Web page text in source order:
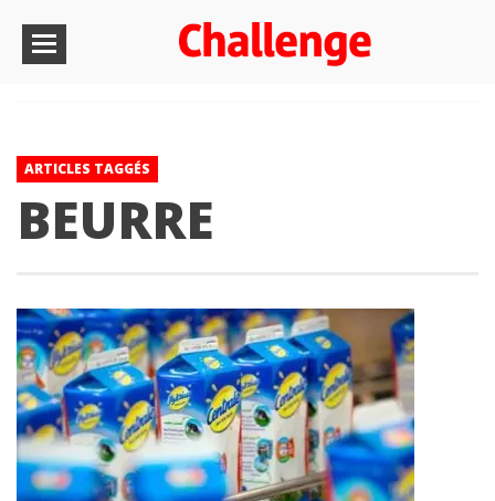
ARTICLES TAGGÉS
BEURRE